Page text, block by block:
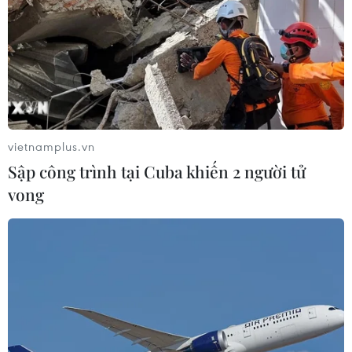
TIN CÙNG CHUYÊN MỤC
Cà Mau quảng bá thương hiệu, kết
vietnamplus.vn
Sập công trình tại Cuba khiến 2 người tử
vong